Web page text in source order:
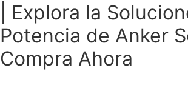
| Explora la
Potencia de Anker
Compra Ahora